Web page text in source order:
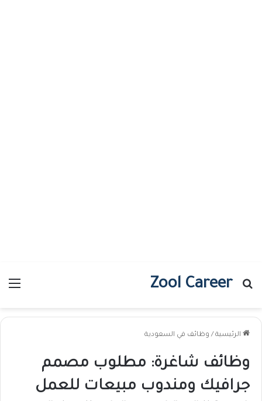
Zool Career
بحث عن
الرئيسية / وظائف في السعودية
وظائف شاغرة: مطلوب مصمم
جرافيك ومندوب مبيعات للعمل